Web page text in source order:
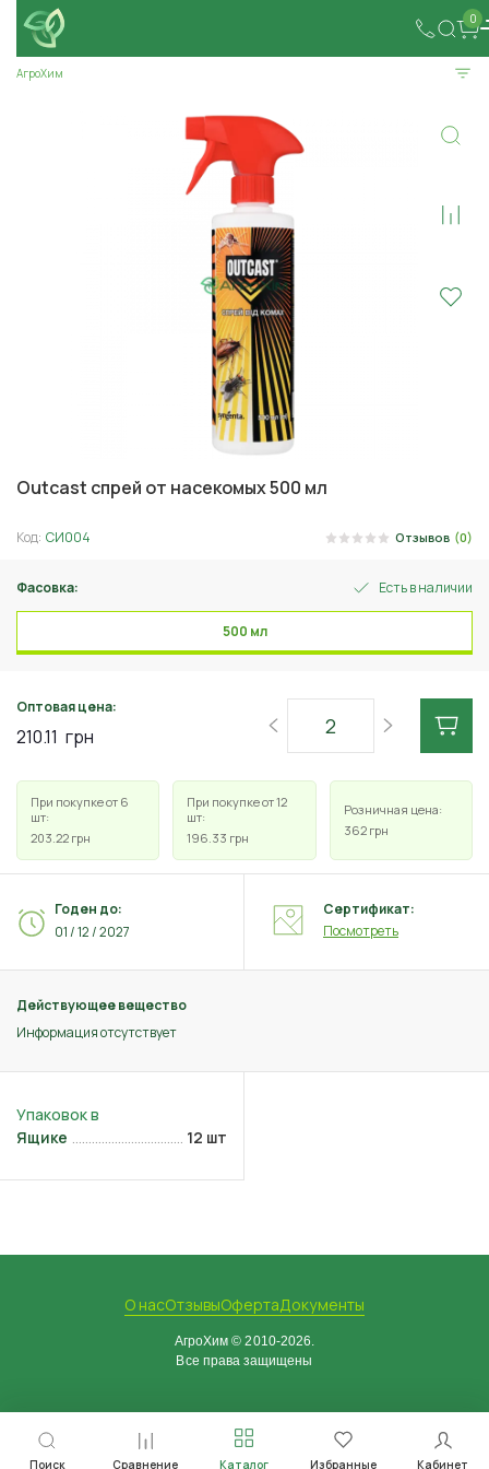
0
Поиск Сравнение Каталог Избранные Кабинет
АгроХим
Outcast спрей от насекомых 500 мл
Код: СИ004 Отзывов (0)
Фасовка: Есть в наличии
500 мл
Оптовая цена:
210.11 грн
При покупке от 6
шт:
203.22 грн
При покупке от 12
шт:
196.33 грн
Розничная цена:
362 грн
Действующее вещество
Информация отсутствует
Годен до:
01 / 12 / 2027
Сертификат:
Посмотреть
Ящике 12 шт
О насОтзывыОфертаДокументы
АгроХим © 2010-2026.
Все права защищены